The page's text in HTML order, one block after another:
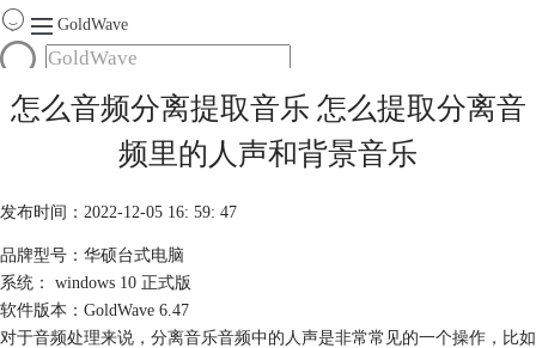
GoldWave
首页
产品
购买
怎么音频分离提取音乐 怎么提取分离音
频里的人声和背景音乐
发布时间：2022-12-05 16: 59: 47
品牌型号：华硕台式电脑
系统： windows 10 正式版
软件版本：GoldWave 6.47
对于音频处理来说，分离音乐音频中的人声是非常常见的一个操作，比如